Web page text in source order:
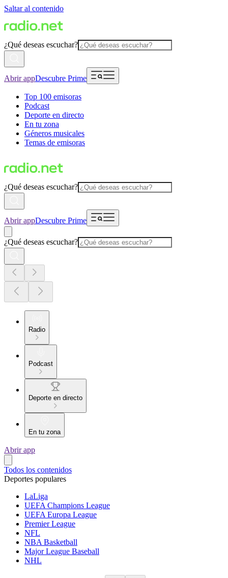
Saltar al contenido
¿Qué deseas escuchar?
Abrir appDescubre Prime
Top 100 emisoras
Podcast
Deporte en directo
En tu zona
Géneros musicales
Temas de emisoras
¿Qué deseas escuchar?
Abrir appDescubre Prime
¿Qué deseas escuchar?
Radio
Podcast
Deporte en directo
En tu zona
Abrir app
Todos los contenidos
Deportes populares
LaLiga
UEFA Champions League
UEFA Europa League
Premier League
NFL
NBA Basketball
Major League Baseball
NHL